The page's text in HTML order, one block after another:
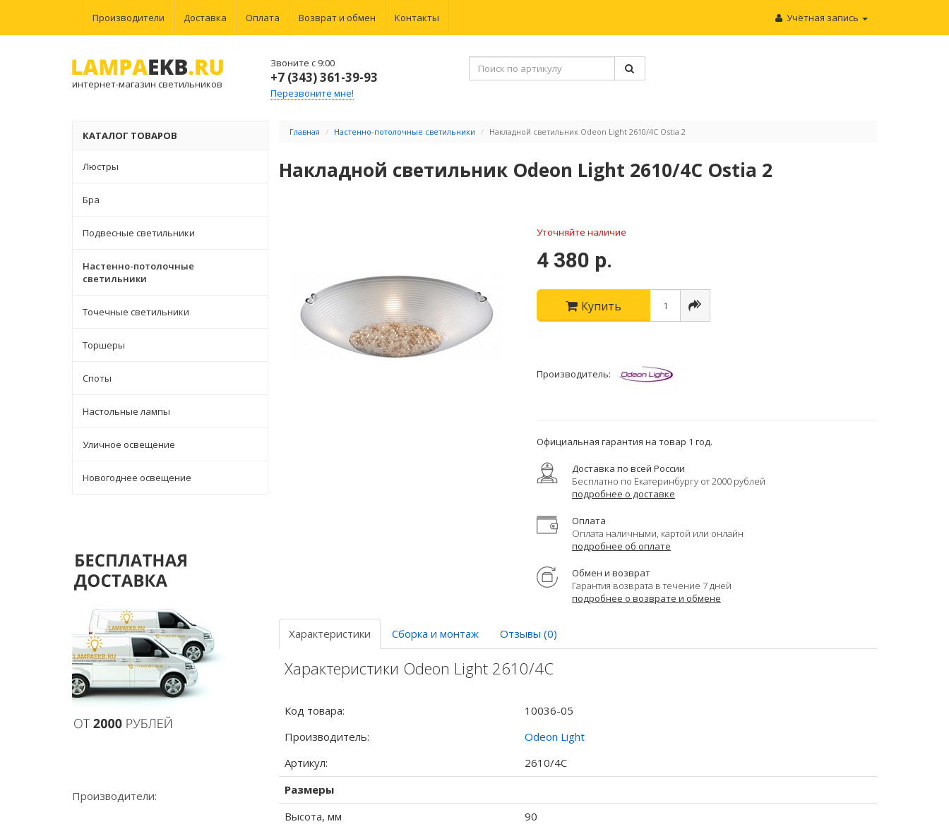
Производители Доставка Оплата Возврат и обмен Контакты Учётная запись
интернет-магазин светильников
Звоните с 9:00
+7 (343) 361-39-93
Перезвоните мне!
КАТАЛОГ ТОВАРОВ
Люстры
Бра
Подвесные светильники
Настенно-потолочные
светильники
Точечные светильники
Торшеры
Споты
Настольные лампы
Уличное освещение
Новогоднее освещение
Производители:
Главная Настенно-потолочные светильники Накладной светильник Odeon Light 2610/4C Ostia 2
Накладной светильник Odeon Light 2610/4C Ostia 2
Уточняйте наличие
4 380 р.
Купить
Производитель:
Официальная гарантия на товар 1 год.
Доставка по всей России
Бесплатно по Екатеринбургу от 2000 рублей
подробнее о доставке
Оплата
Оплата наличными, картой или онлайн
подробнее об оплате
Обмен и возврат
Гарантия возврата в течение 7 дней
подробнее о возврате и обмене
Характеристики Сборка и монтаж Отзывы (0)
Характеристики Odeon Light 2610/4C
Код товара:
10036-05
Производитель:
Odeon Light
Артикул:
2610/4C
Размеры
Высота, мм
90